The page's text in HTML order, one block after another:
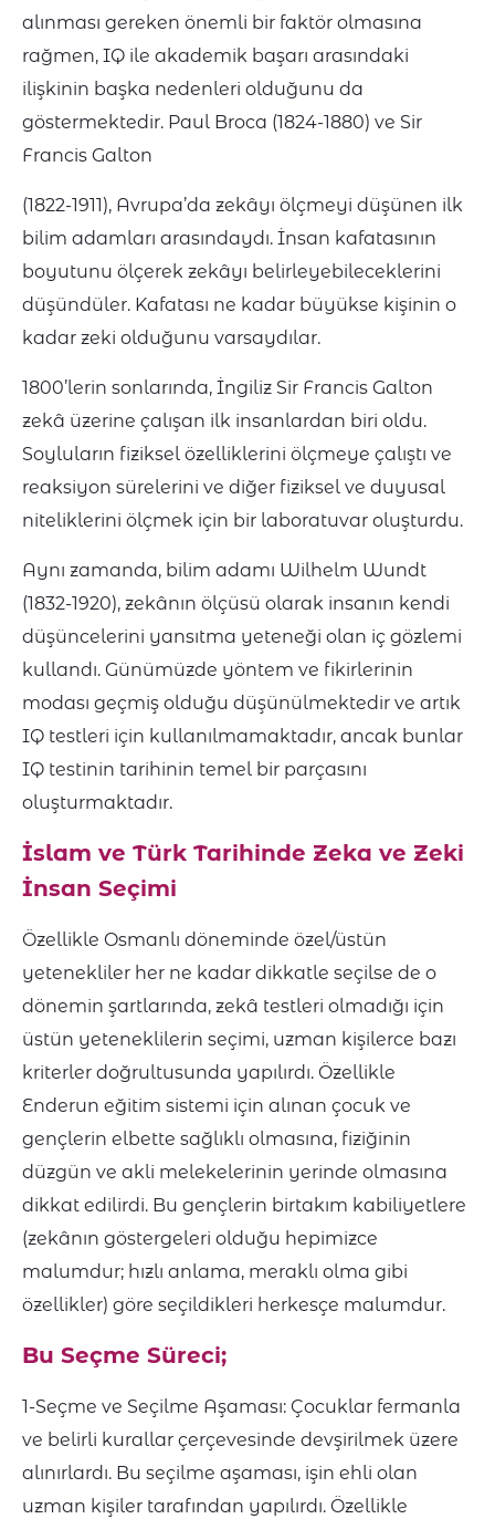
alınması gereken önemli bir faktör olmasına
rağmen, IQ ile akademik başarı arasındaki
ilişkinin başka nedenleri olduğunu da
göstermektedir. Paul Broca (1824-1880) ve Sir
Francis Galton
(1822-1911), Avrupa’da zekâyı ölçmeyi düşünen ilk
bilim adamları arasındaydı. İnsan kafatasının
boyutunu ölçerek zekâyı belirleyebileceklerini
düşündüler. Kafatası ne kadar büyükse kişinin o
kadar zeki olduğunu varsaydılar.
1800’lerin sonlarında, İngiliz Sir Francis Galton
zekâ üzerine çalışan ilk insanlardan biri oldu.
Soyluların fiziksel özelliklerini ölçmeye çalıştı ve
reaksiyon sürelerini ve diğer fiziksel ve duyusal
niteliklerini ölçmek için bir laboratuvar oluşturdu.
Aynı zamanda, bilim adamı Wilhelm Wundt
(1832-1920), zekânın ölçüsü olarak insanın kendi
düşüncelerini yansıtma yeteneği olan iç gözlemi
kullandı. Günümüzde yöntem ve fikirlerinin
modası geçmiş olduğu düşünülmektedir ve artık
IQ testleri için kullanılmamaktadır, ancak bunlar
IQ testinin tarihinin temel bir parçasını
oluşturmaktadır.
İslam ve Türk Tarihinde Zeka ve Zeki
İnsan Seçimi
Özellikle Osmanlı döneminde özel/üstün
yetenekliler her ne kadar dikkatle seçilse de o
dönemin şartlarında, zekâ testleri olmadığı için
üstün yeteneklilerin seçimi, uzman kişilerce bazı
kriterler doğrultusunda yapılırdı. Özellikle
Enderun eğitim sistemi için alınan çocuk ve
gençlerin elbette sağlıklı olmasına, fiziğinin
düzgün ve akli melekelerinin yerinde olmasına
dikkat edilirdi. Bu gençlerin birtakım kabiliyetlere
(zekânın göstergeleri olduğu hepimizce
malumdur; hızlı anlama, meraklı olma gibi
özellikler) göre seçildikleri herkesçe malumdur.
Bu Seçme Süreci;
1-Seçme ve Seçilme Aşaması: Çocuklar fermanla
ve belirli kurallar çerçevesinde devşirilmek üzere
alınırlardı. Bu seçilme aşaması, işin ehli olan
uzman kişiler tarafından yapılırdı. Özellikle